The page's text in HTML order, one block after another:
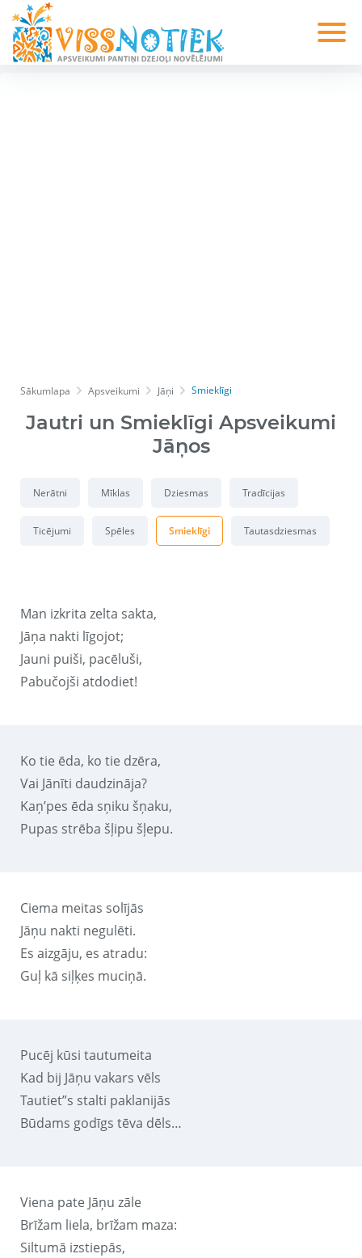
Sākumlapa Apsveikumi Jāņi Smieklīgi
Jautri un Smieklīgi Apsveikumi
Jāņos
Nerātni Mīklas Dziesmas Tradīcijas
Ticējumi Spēles Smieklīgi Tautasdziesmas
Man izkrita zelta sakta,
Jāņa nakti līgojot;
Jauni puiši, pacēluši,
Pabučojši atdodiet!
Ko tie ēda, ko tie dzēra,
Vai Jānīti daudzināja?
Kaņ’pes ēda sņiku šņaku,
Pupas strēba šļipu šļepu.
Ciema meitas solījās
Jāņu nakti negulēti.
Es aizgāju, es atradu:
Guļ kā siļķes muciņā.
Pucēj kūsi tautumeita
Kad bij Jāņu vakars vēls
Tautiet”s stalti paklanijās
Būdams godīgs tēva dēls…
Viena pate Jāņu zāle
Brīžam liela, brīžam maza:
Siltumā izstiepās,